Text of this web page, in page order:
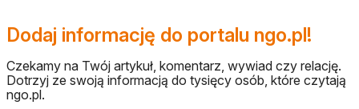
Dodaj informację do portalu ngo.pl!
Czekamy na Twój artykuł, komentarz, wywiad czy relację.
Dotrzyj ze swoją informacją do tysięcy osób, które czytają
ngo.pl.